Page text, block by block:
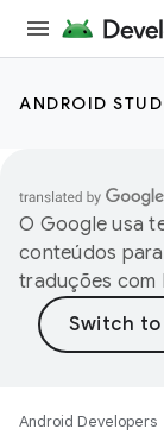
ANDROID
O Google usa
conteúdos
traduções com
Android Developers